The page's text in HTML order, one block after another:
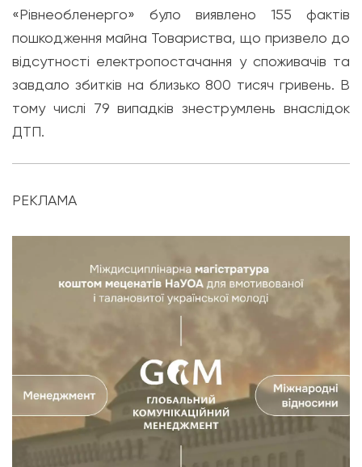
«Рівнеобленерго» було виявлено 155 фактів
пошкодження майна Товариства, що призвело до
відсутності електропостачання у споживачів та
завдало збитків на близько 800 тисяч гривень. В
тому числі 79 випадків знеструмлень внаслідок
ДТП.
РЕКЛАМА